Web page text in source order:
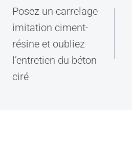
de
l’article
Posez un carrelage
imitation ciment-
résine et oubliez
l’entretien du béton
ciré